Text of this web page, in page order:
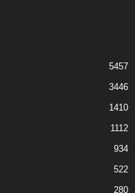
5457
3446
1410
1112
934
522
280